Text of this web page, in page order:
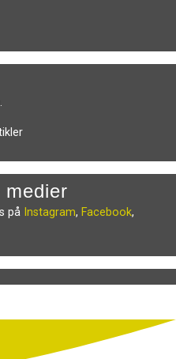
medier
på Instagram, Facebook,